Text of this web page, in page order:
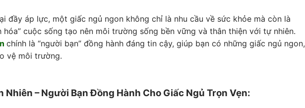
đầy áp lực, một giấc ngủ ngon không chỉ là nhu cầu về sức khỏe mà còn là
hóa” cuộc sống tạo nên môi trường sống bền vững và thân thiện với tự nhiên.
chính là “người bạn” đồng hành đáng tin cậy, giúp bạn có những giấc ngủ ngon,
vệ môi trường.
Nhiên – Người Bạn Đồng Hành Cho Giấc Ngủ Trọn Vẹn: